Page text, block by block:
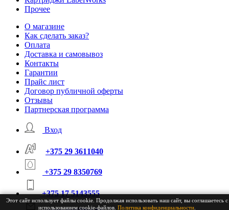
Прочее
О магазине
Как сделать заказ?
Оплата
Доставка и самовывоз
Контакты
Гарантии
Прайс лист
Договор публичной оферты
Отзывы
Партнерская программа
Вход
+375 29 3611040
+375 29 8350769
+375 17 5143555
Этот сайт использует файлы cookie. Продолжая использовать наш сайт, вы соглашаетесь с
использованием cookie-файлов. Политика конфиденциальности